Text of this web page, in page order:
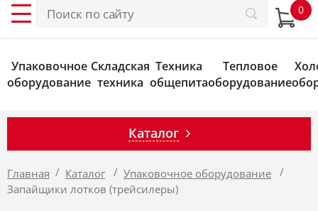
Упаковочное
оборудование
Складская
техника
Техника
общепита
Тепловое
оборудование
Каталог
Главная / Каталог / Упаковочное оборудование /
Запайщики лотков (трейсилеры)